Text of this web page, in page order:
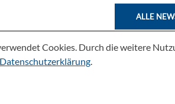
ALLE
Cookies. Durch die weitere
Datenschutzerklärung.